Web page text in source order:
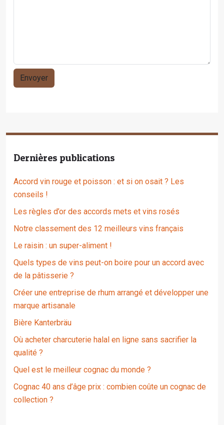
Dernières publications
Accord vin rouge et poisson : et si on osait ? Les
conseils !
Les règles d’or des accords mets et vins rosés
Notre classement des 12 meilleurs vins français
Le raisin : un super-aliment !
Quels types de vins peut-on boire pour un accord avec
de la pâtisserie ?
Créer une entreprise de rhum arrangé et développer une
marque artisanale
Bière Kanterbräu
Où acheter charcuterie halal en ligne sans sacrifier la
qualité ?
Quel est le meilleur cognac du monde ?
Cognac 40 ans d’âge prix : combien coûte un cognac de
collection ?